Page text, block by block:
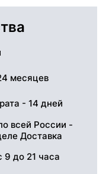
месяцев
- 14 дней
всей России -
Доставка
9 до 21 часа